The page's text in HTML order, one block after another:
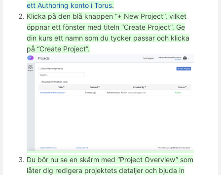
ett Authoring konto i Torus.
Klicka på den blå knappen “+ New Project”, vilket
öppnar ett fönster med titeln “Create Project”. Ge
din kurs ett namn som du tycker passar och klicka
på “Create Project”.
Du bör nu se en skärm med “Project Overview” som
låter dig redigera projektets detaljer och bjuda in